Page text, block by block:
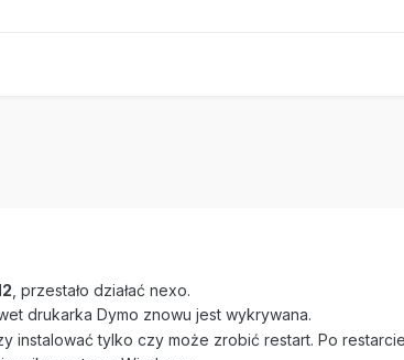
, przestało działać nexo.
drukarka Dymo znowu jest wykrywana.
instalować tylko czy może zrobić restart. Po